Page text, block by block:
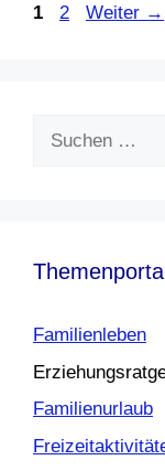
Seite
1 Seite
2 Weiter →
Familienleben
Familienurlaub